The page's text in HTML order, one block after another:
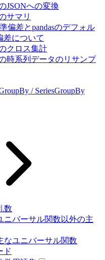
JSONへの変換
サマリ
偏差とpandasのデフォル
差について
クロス集計
時系列データのリサンプ
/ SeriesGroupBy
数
ニバーサル関数以外の主
なユニバーサル関数
ド